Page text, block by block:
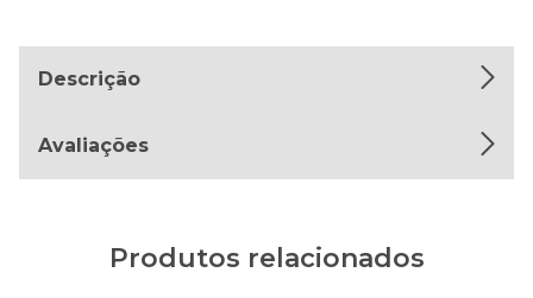
Descrição
Avaliações
Produtos relacionados